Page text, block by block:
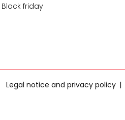
Black friday
Legal notice and privacy policy